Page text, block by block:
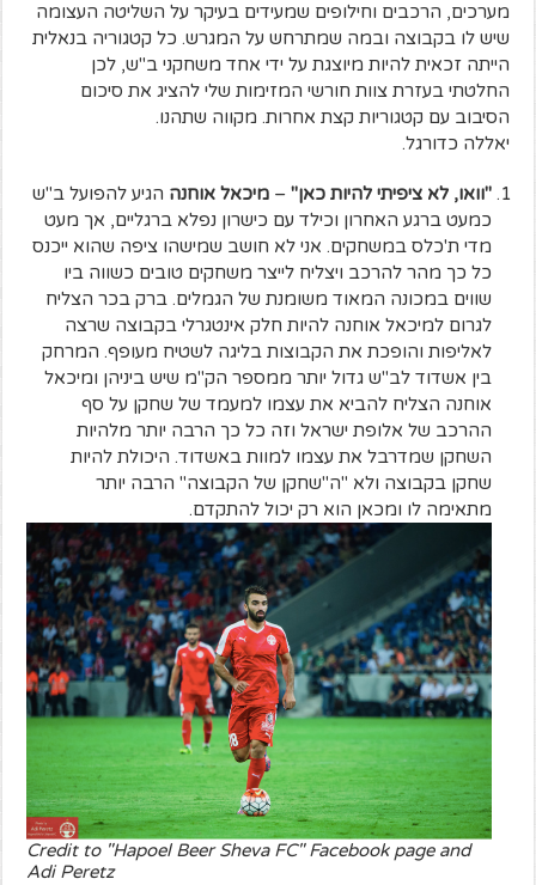
מערכים, הרכבים וחילופים שמעידים בעיקר על השליטה העצומה
שיש לו בקבוצה ובמה שמתרחש על המגרש. כל קטגוריה בנאלית
הייתה זכאית להיות מיוצגת על ידי אחד משחקני ב"ש, לכן
החלטתי בעזרת צוות חורשי המזימות שלי להציג את סיכום
הסיבוב עם קטגוריות קצת אחרות. מקווה שתהנו.
יאללה כדורגל.
"וואו, לא ציפיתי להיות כאן" –מיכאל אוחנה הגיע להפועל ב"ש
כמעט ברגע האחרון וכילד עם כישרון נפלא ברגליים, אך מעט
מדי ת'כלס במשחקים. אני לא חושב שמישהו ציפה שהוא ייכנס
כל כך מהר להרכב ויצליח לייצר משחקים טובים כשווה ביו
שווים במכונה המאוד משומנת של הגמלים. ברק בכר הצליח
לגרום למיכאל אוחנה להיות חלק אינטגרלי בקבוצה שרצה
לאליפות והופכת את הקבוצות בליגה לשטיח מעופף. המרחק
בין אשדוד לב"ש גדול יותר ממספר הק"מ שיש ביניהן ומיכאל
אוחנה הצליח להביא את עצמו למעמד של שחקן על סף
ההרכב של אלופת ישראל וזה כל כך הרבה יותר מלהיות
השחקן שמדרבל את עצמו למוות באשדוד. היכולת להיות
שחקן בקבוצה ולא "ה"שחקן של הקבוצה" הרבה יותר
מתאימה לו ומכאן הוא רק יכול להתקדם.
Credit to "Hapoel Beer Sheva FC" Facebook page and
Adi Peretz